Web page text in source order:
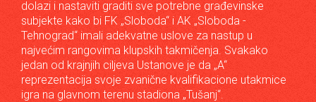
dolazi i nastaviti graditi sve potrebne građevinske
subjekte kako bi FK „Sloboda“ i AK „Sloboda -
Tehnograd“ imali adekvatne uslove za nastup u
najvećim rangovima klupskih takmičenja. Svakako
jedan od krajnjih ciljeva Ustanove je da „A“
reprezentacija svoje zvanične kvalifikacione utakmice
igra na glavnom terenu stadiona „Tušanj“.